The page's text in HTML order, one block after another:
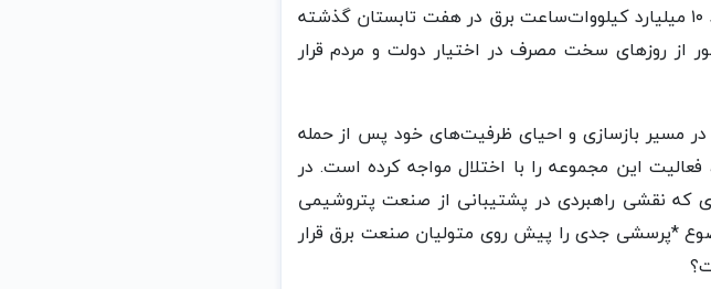
شبکه سراسری شتافته است. حاصل این همکاری، تأمین حدود ۱۰ میلیارد کیلووات‌ساعت برق در هفت تابستان گذشته
از روزهای سخت مصرف در اختیار دولت و مردم قرار
مسیر بازسازی و احیای ظرفیت‌های خود پس از حمله
این مجموعه را با اختلال مواجه کرده است. در
که نقشی راهبردی در پشتیبانی از صنعت پتروشیمی
*پرسشی جدی را پیش روی متولیان صنعت برق قرار